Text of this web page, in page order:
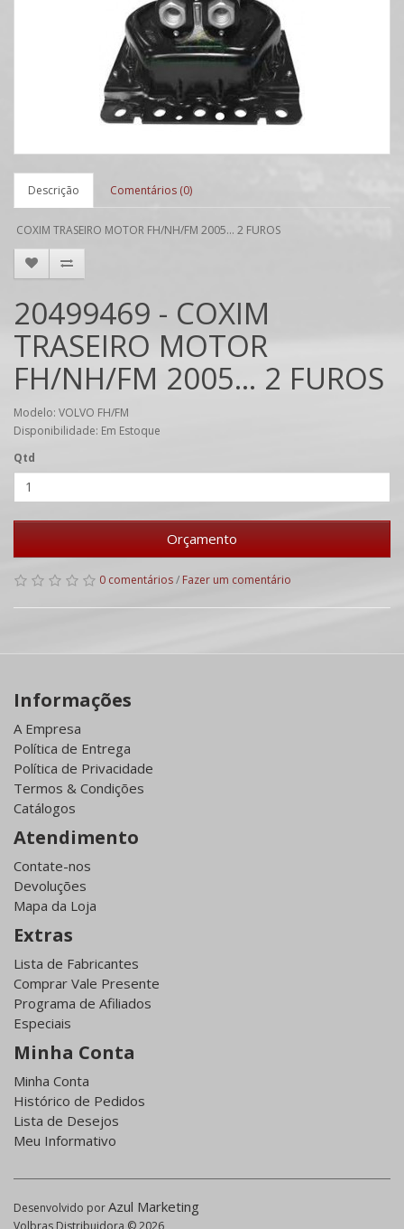
Descrição Comentários (0)
COXIM TRASEIRO MOTOR FH/NH/FM 2005... 2 FUROS
20499469 - COXIM
TRASEIRO MOTOR
FH/NH/FM 2005... 2 FUROS
Modelo: VOLVO FH/FM
Disponibilidade: Em Estoque
Qtd
Orçamento
0 comentários/ Fazer um comentário
Informações
A Empresa
Política de Entrega
Política de Privacidade
Termos & Condições
Catálogos
Atendimento
Contate-nos
Devoluções
Mapa da Loja
Extras
Lista de Fabricantes
Comprar Vale Presente
Programa de Afiliados
Especiais
Minha Conta
Minha Conta
Histórico de Pedidos
Lista de Desejos
Meu Informativo
Desenvolvido porAzul Marketing
Volbras Distribuidora © 2026